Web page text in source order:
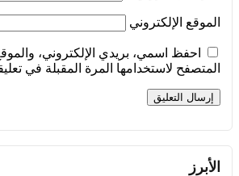
الموقع الإلكتروني
احفظ اسمي، بريدي الإلكتروني،
المتصفح لاستخدامها المرة المقبلة في
الأبرز